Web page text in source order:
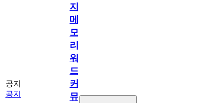
공지
공지
지]
메
모
리
워
드
커
뮤